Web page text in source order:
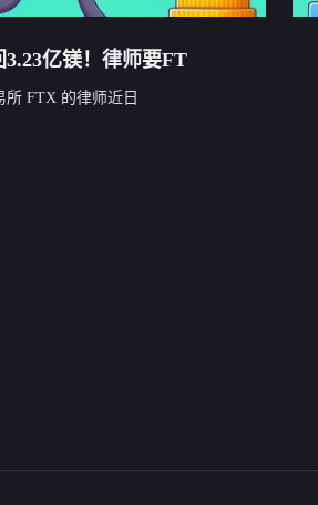
亿镁！律师要FT
所 FTX 的律师近日